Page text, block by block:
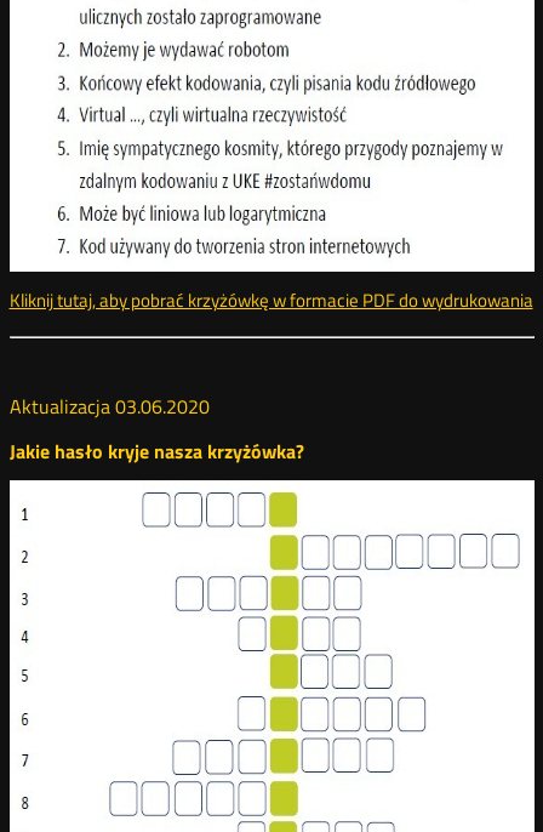
Kliknij tutaj, aby pobrać krzyżówkę w formacie PDF do wydrukowania
Aktualizacja 03.06.2020
Jakie hasło kryje nasza krzyżówka?